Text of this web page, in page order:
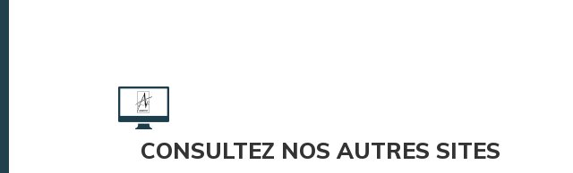
CONSULTEZ NOS AUTRES SITES